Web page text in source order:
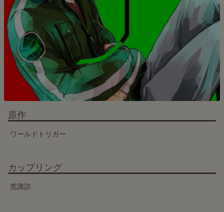
原作
ワールドトリガー
カップリング
荒諏訪